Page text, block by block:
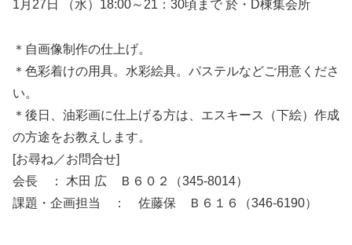
1月27日 （水）18:00～21：30頃まで 於・D棟集会所
＊自画像制作の仕上げ。
＊色彩着けの用具。水彩絵具。パステルなどご用意くださ
い。
＊後日、油彩画に仕上げる方は、エスキース（下絵）作成
の方途をお教えします。
[お尋ね／お問合せ]
会長 ： 木田 広 Ｂ６０２（345-8014）
課題・企画担当 ： 佐藤保 Ｂ６１６（346-6190）